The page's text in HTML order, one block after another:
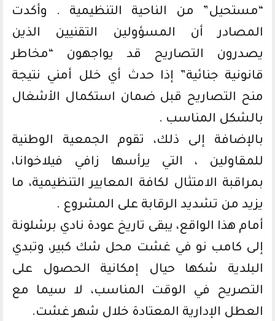
“مستحيل” من الناحية التنظيمية . وأكدت
المصادر أن المسؤولين التقنيين الذين
يصدرون التصاريح قد يواجهون “مخاطر
قانونية جنائية” إذا حدث أي خلل أمني نتيجة
منح التصاريح قبل ضمان استكمال الأشغال
بالشكل المناسب .
بالإضافة إلى ذلك، تقوم الجمعية الوطنية
للمقاولين ، التي يرأسها زافي فيلاخوانا،
بمراقبة الامتثال لكافة المعايير التنظيمية، ما
يزيد من تشديد الرقابة على المشروع .
أمام هذا الواقع، يبقى تاريخ عودة نادي برشلونة
إلى كامب نو في غشت محل شك كبير، وتبدي
البلدية شكها حيال إمكانية الحصول على
التصريح في الوقت المناسب، لا سيما مع
العطل الإدارية المعتادة خلال شهر غشت.